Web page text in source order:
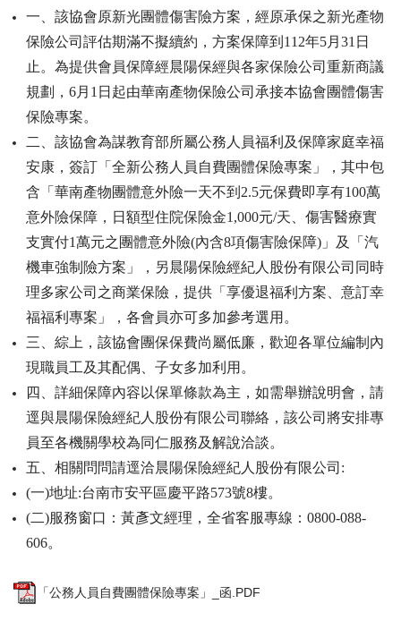
一、該協會原新光團體傷害險方案，經原承保之新光產物
保險公司評估期滿不擬續約，方案保障到112年5月31日
止。為提供會員保障經晨陽保經與各家保險公司重新商議
規劃，6月1日起由華南產物保險公司承接本協會團體傷害
保險專案。
二、該協會為謀教育部所屬公務人員福利及保障家庭幸福
安康，簽訂「全新公務人員自費團體保險專案」，其中包
含「華南產物團體意外險一天不到2.5元保費即享有100萬
意外險保障，日額型住院保險金1,000元/天、傷害醫療實
支實付1萬元之團體意外險(內含8項傷害險保障)」及「汽
機車強制險方案」，另晨陽保險經紀人股份有限公司同時
理多家公司之商業保險，提供「享優退福利方案、意訂幸
福福利專案」，各會員亦可多加參考選用。
三、綜上，該協會團保保費尚屬低廉，歡迎各單位編制內
現職員工及其配偶、子女多加利用。
四、詳細保障內容以保單條款為主，如需舉辦說明會，請
逕與晨陽保險經紀人股份有限公司聯絡，該公司將安排專
員至各機關學校為同仁服務及解說洽談。
五、相關問問請逕洽晨陽保險經紀人股份有限公司:
(一)地址:台南市安平區慶平路573號8樓。
(二)服務窗口：黃彥文經理，全省客服專線：0800-088-
606。
「公務人員自費團體保險專案」_函.PDF